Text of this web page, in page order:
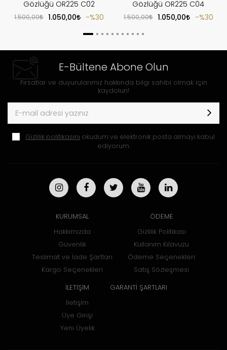
Gözlüğü OR225 C02
1.500,00 1.050,00 %30
Gözlüğü OR225 C04
1.500,00 1.050,00 %30
E-Bültene Abone Olun
Fırsatlar ve duyurularımız hakkında bilgi sahibi olmak için
kaydolun!
Gizlilik politikasını okudum ve elektronik posta almayı kabul
ediyorum.
KURUMSAL
Hakkımızda
Güvenlik
Teslimat ve İade Şartları
Kargo Seçenekleri
ÖDEME
Gizlilik Politikası
Kullanım Kılavuzu
Ödeme Seçenekleri
Satış Sözleşmesi
İLETİŞİM
İletişim
Üye Girişi
Yeni Üyelik
GARANTİ ŞARTLARI